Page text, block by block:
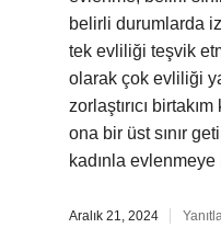
belirli durumlarda
tek evliliği teşvik
olarak çok evliliği
zorlaştırıcı
ona bir üst sınır
kadınla
Aralık 21, 2024